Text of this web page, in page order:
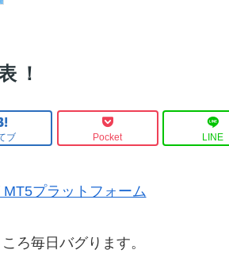
！
ブ Pocket LINE
MT5プラットフォーム
ろ毎日バグります。